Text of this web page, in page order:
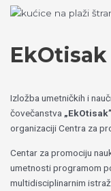
Пређи
EkOtisak
Izložba umetničkih i
čovečanstva „EkOtisak”
organizaciji Centra za
Centar za promociju
umetnosti programom
multidisciplinarnim
Izaberite